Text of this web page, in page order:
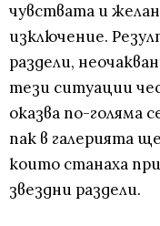
чувствата и
изключение.
раздели,
тези ситуации
оказва по-голяма
пак в галерията
които станаха
звездни раздели.